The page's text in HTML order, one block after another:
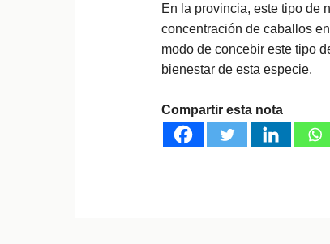
En la provincia, este tipo de
concentración de caballos
modo de concebir este tipo
bienestar de esta especie.
Compartir esta nota